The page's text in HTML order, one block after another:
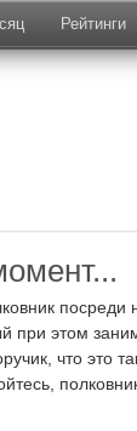
Рейтинги
посреди
при этом
что это